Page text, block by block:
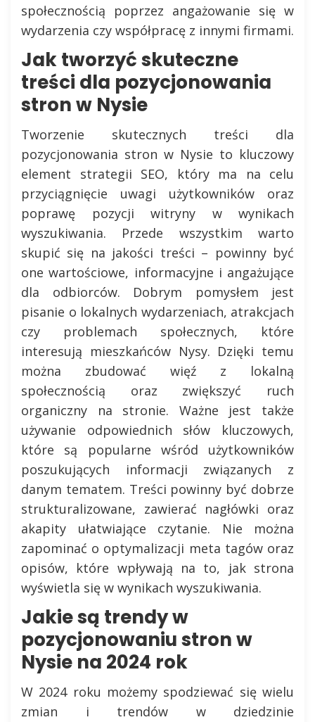
społecznością poprzez angażowanie się w
wydarzenia czy współpracę z innymi firmami.
Jak tworzyć skuteczne
treści dla pozycjonowania
stron w Nysie
Tworzenie skutecznych treści dla
pozycjonowania stron w Nysie to kluczowy
element strategii SEO, który ma na celu
przyciągnięcie uwagi użytkowników oraz
poprawę pozycji witryny w wynikach
wyszukiwania. Przede wszystkim warto
skupić się na jakości treści – powinny być
one wartościowe, informacyjne i angażujące
dla odbiorców. Dobrym pomysłem jest
pisanie o lokalnych wydarzeniach, atrakcjach
czy problemach społecznych, które
interesują mieszkańców Nysy. Dzięki temu
można zbudować więź z lokalną
społecznością oraz zwiększyć ruch
organiczny na stronie. Ważne jest także
używanie odpowiednich słów kluczowych,
które są popularne wśród użytkowników
poszukujących informacji związanych z
danym tematem. Treści powinny być dobrze
strukturalizowane, zawierać nagłówki oraz
akapity ułatwiające czytanie. Nie można
zapominać o optymalizacji meta tagów oraz
opisów, które wpływają na to, jak strona
wyświetla się w wynikach wyszukiwania.
Jakie są trendy w
pozycjonowaniu stron w
Nysie na 2024 rok
W 2024 roku możemy spodziewać się wielu
zmian i trendów w dziedzinie